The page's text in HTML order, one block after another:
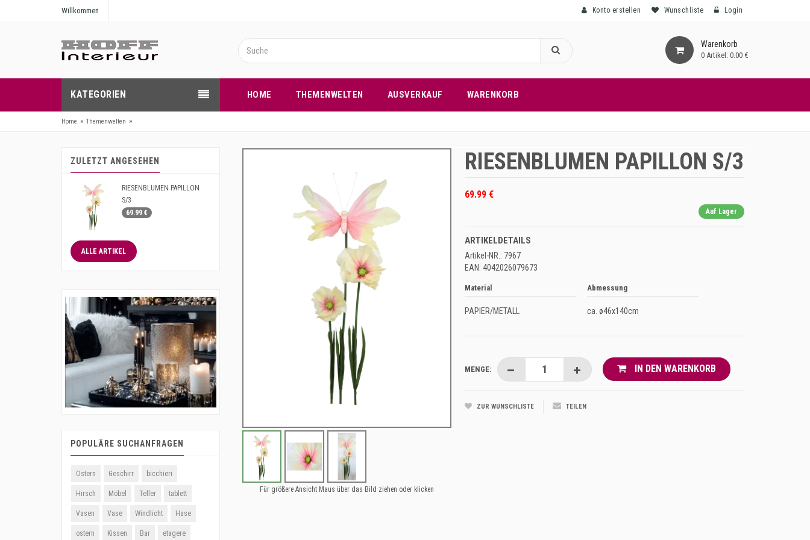
Willkommen Konto erstellen Wunschliste Login
Warenkorb
0 Artikel: 0.00 €
KATEGORIEN HOME THEMENWELTEN AUSVERKAUF WARENKORB
Home » Themenwelten »
Für größere Ansicht Maus über das Bild ziehen oder klicken
RIESENBLUMEN PAPILLON S/3
69.99 €
Auf Lager
ARTIKELDETAILS
Artikel-NR.: 7967
EAN: 4042026079673
Material
PAPIER/METALL
Abmessung
ca. ø46x140cm
MENGE: IN DEN WARENKORB
ZUR WUNSCHLISTE TEILEN
ZULETZT ANGESEHEN
RIESENBLUMEN PAPILLON
S/3
69.99 €
ALLE ARTIKEL
POPULÄRE SUCHANFRAGEN
Ostern Geschirr bicchieri
Hirsch Möbel Teller tablett
Vasen Vase Windlicht Hase
ostern Kissen Bar etagere